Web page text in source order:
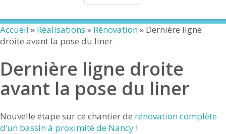
Accueil » Réalisations » Rénovation» Dernière ligne
droite avant la pose du liner
Dernière ligne droite
avant la pose du liner
Nouvelle étape sur ce chantier de rénovation complète
d’un bassin à proximité de Nancy !